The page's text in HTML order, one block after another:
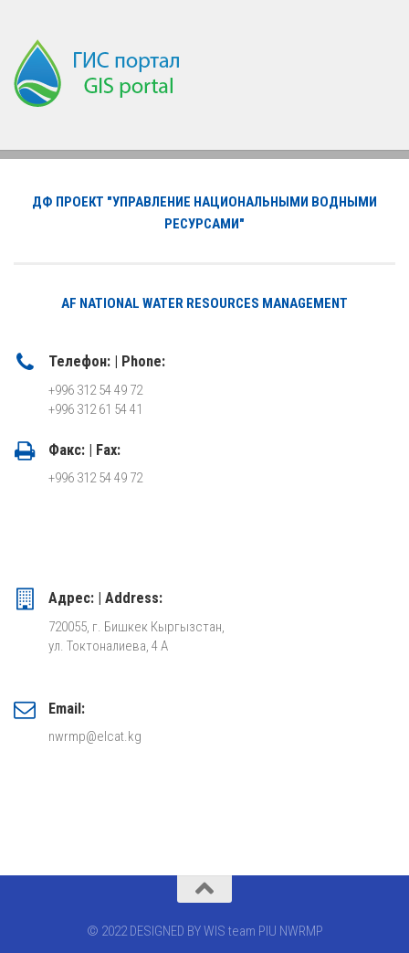
ДФ ПРОЕКТ "УПРАВЛЕНИЕ НАЦИОНАЛЬНЫМИ ВОДНЫМИ
РЕСУРСАМИ"
AF NATIONAL WATER RESOURCES MANAGEMENT
Телефон: | Phone:
+996 312 54 49 72
+996 312 61 54 41
Факс: | Fax:
+996 312 54 49 72
Адрес: | Address:
720055, г. Бишкек Кыргызстан,
ул. Токтоналиева, 4 А
Email:
nwrmp@elcat.kg
© 2022 DESIGNED BY WIS team PIU NWRMP